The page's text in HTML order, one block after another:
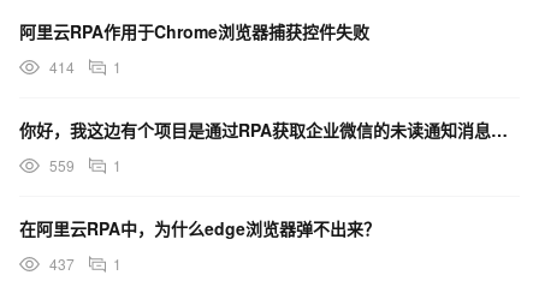
阿里云RPA作用于Chrome浏览器捕获控件失败
414 1
你好，我这边有个项目是通过RPA获取企业微信的未读通知消息，集成智能对话机器人构建数字员工的场景。
559 1
在阿里云RPA中，为什么edge浏览器弹不出来？
437 1